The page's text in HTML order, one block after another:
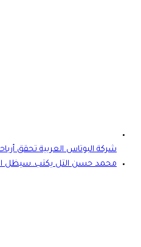
شركة البوتاس العربية تحقق أرباحاً صافية بقيمة (184) مليون دينار في
محمد حسن التل يكتب..سيظل